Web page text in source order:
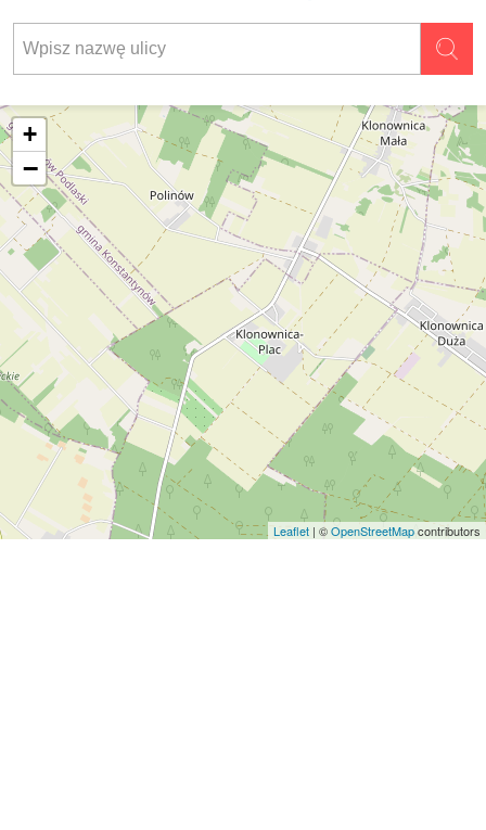
+
−
Leaflet | ©OpenStreetMapcontributors